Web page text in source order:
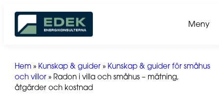
Hoppa
innehåll
Meny
Hem » Kunskap & guider » Kunskap & guider för småhus
och villor » Radon i villa och småhus – mätning,
åtgärder och kostnad